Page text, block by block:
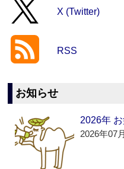
X (Twitter)
RSS
お知らせ
2026年
2026年07